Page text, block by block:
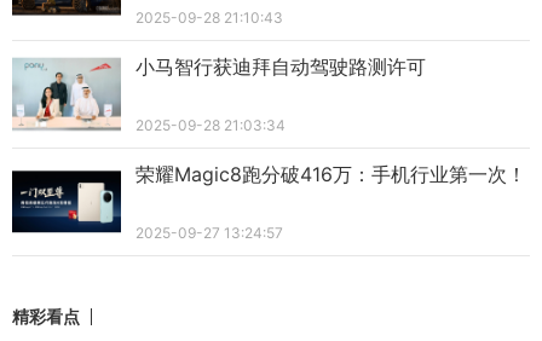
2025-09-28 21:10:43
小马智行获迪拜自动驾驶路测许可
2025-09-28 21:03:34
荣耀Magic8跑分破416万：手机行业第一次！
2025-09-27 13:24:57
精彩看点